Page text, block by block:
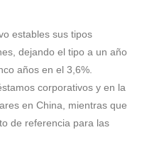
estables sus tipos
dejando el tipo a un año
años en el 3,6%.
corporativos y en la
en China, mientras que
de referencia para las